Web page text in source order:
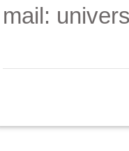
mail: